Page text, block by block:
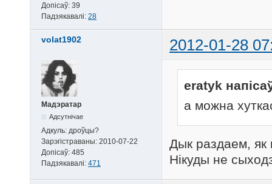
Допісаў: 39
Падзякавалі: 28
volat1902 2012-01-28
Мадэратар
Адсутнічае
Адкуль: дроўцы?
Зарэгістраваны: 2010-07-22
Допісаў: 485
Падзякавалі: 471
eratyk
а можна
Дык раздаем,
Нікуды не